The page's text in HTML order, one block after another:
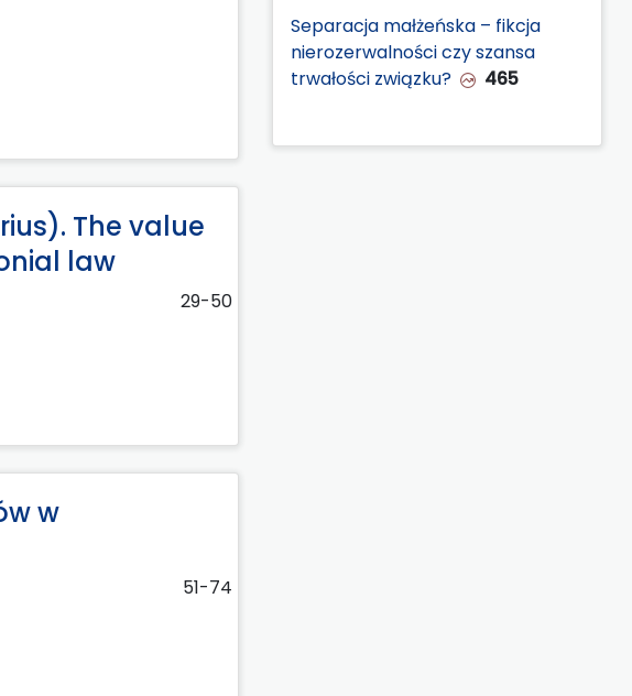
The value
law
29-50
w
51-74
Separacja małżeńska – fikcja
nierozerwalności czy szansa
trwałości związku?
465